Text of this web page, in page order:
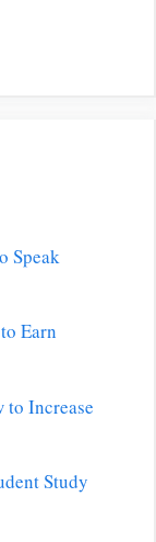
Speak
Earn
to Increase
Study